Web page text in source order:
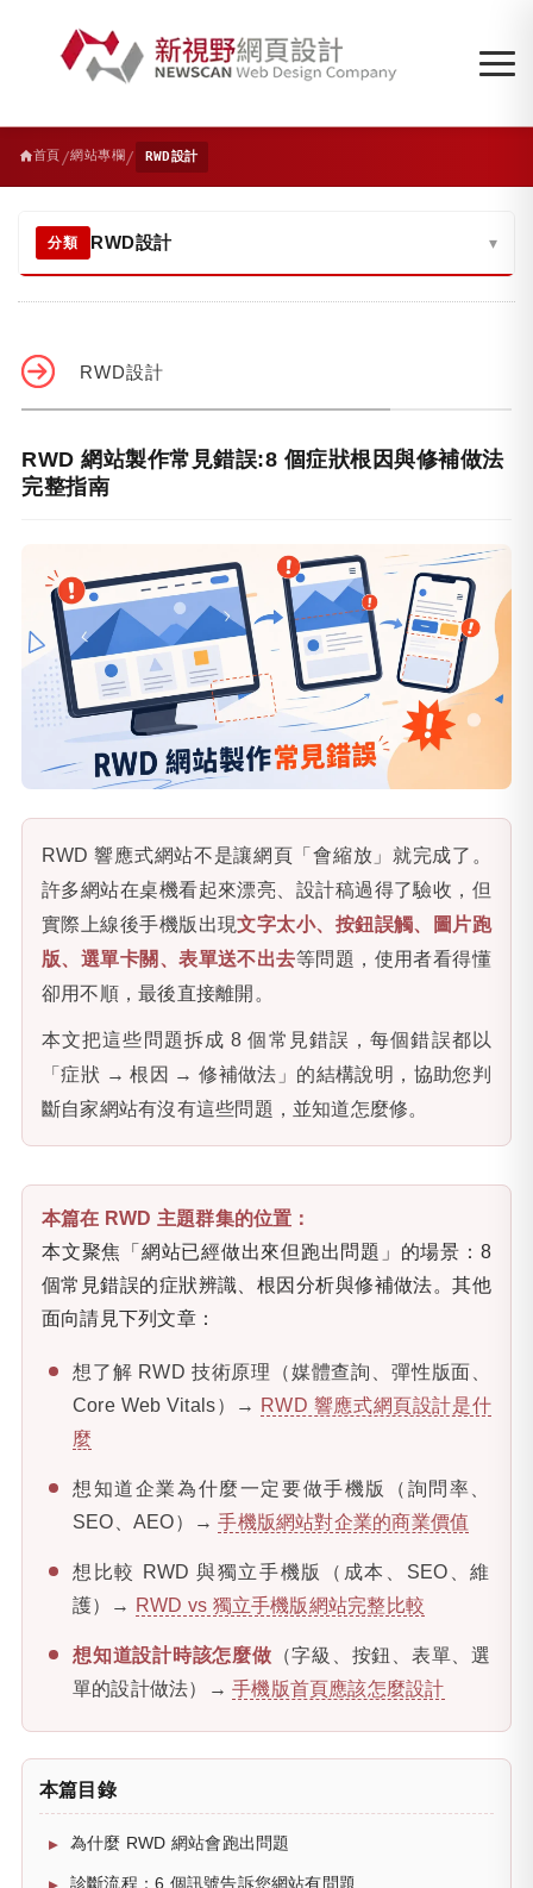
首頁 /網站專欄/ RWD設計
分類 RWD設計 ▾
RWD設計
RWD 網站製作常見錯誤:8 個症狀根因與修補做法
完整指南
RWD 響應式網站不是讓網頁「會縮放」就完成了。
許多網站在桌機看起來漂亮、設計稿過得了驗收，但
實際上線後手機版出現文字太小、按鈕誤觸、圖片跑
版、選單卡關、表單送不出去等問題，使用者看得懂
卻用不順，最後直接離開。
本文把這些問題拆成 8 個常見錯誤，每個錯誤都以
「症狀 → 根因 → 修補做法」的結構說明，協助您判
斷自家網站有沒有這些問題，並知道怎麼修。
本篇在 RWD 主題群集的位置：
本文聚焦「網站已經做出來但跑出問題」的場景：8
個常見錯誤的症狀辨識、根因分析與修補做法。其他
面向請見下列文章：
想了解 RWD 技術原理（媒體查詢、彈性版面、
Core Web Vitals）→ RWD 響應式網頁設計是什
麼
想知道企業為什麼一定要做手機版（詢問率、
SEO、AEO）→手機版網站對企業的商業價值
想比較 RWD 與獨立手機版（成本、SEO、維
護）→ RWD vs 獨立手機版網站完整比較
想知道設計時該怎麼做 （字級、按鈕、表單、選
單的設計做法）→手機版首頁應該怎麼設計
本篇目錄
為什麼 RWD 網站會跑出問題
診斷流程：6 個訊號告訴您網站有問題